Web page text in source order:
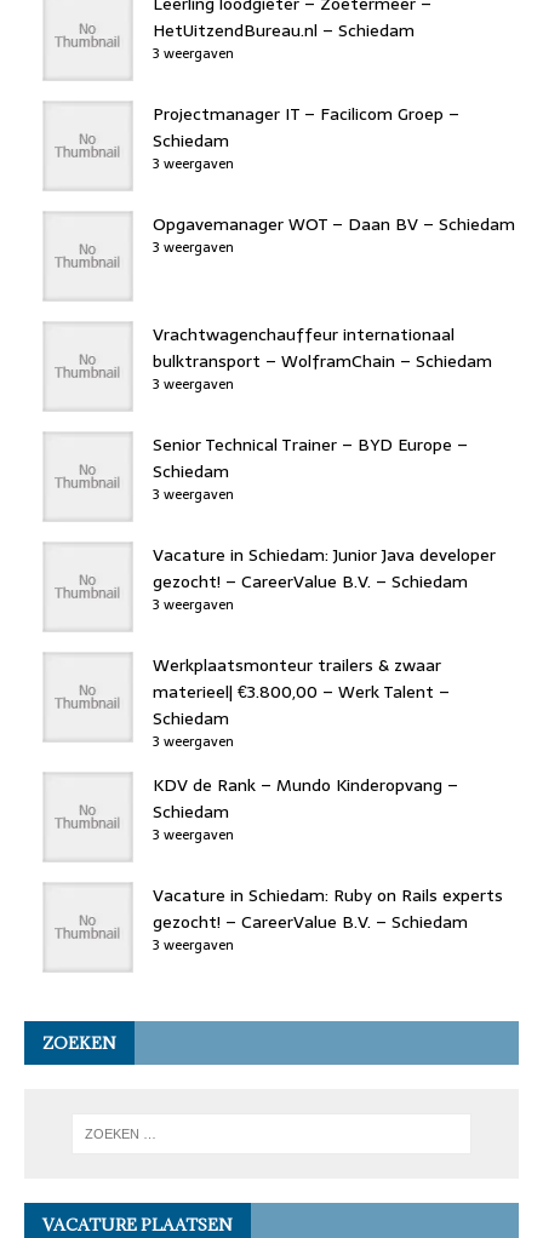
HetUitzendBureau.nl – Schiedam
3 weergaven
Projectmanager IT – Facilicom Groep –
Schiedam
3 weergaven
Opgavemanager WOT – Daan BV – Schiedam
3 weergaven
Vrachtwagenchauffeur internationaal
bulktransport – WolframChain – Schiedam
3 weergaven
Senior Technical Trainer – BYD Europe –
Schiedam
3 weergaven
Vacature in Schiedam: Junior Java developer
gezocht! – CareerValue B.V. – Schiedam
3 weergaven
Werkplaatsmonteur trailers & zwaar
materieel| €3.800,00 – Werk Talent –
Schiedam
3 weergaven
KDV de Rank – Mundo Kinderopvang –
Schiedam
3 weergaven
Vacature in Schiedam: Ruby on Rails experts
gezocht! – CareerValue B.V. – Schiedam
3 weergaven
ZOEKEN
VACATURE PLAATSEN